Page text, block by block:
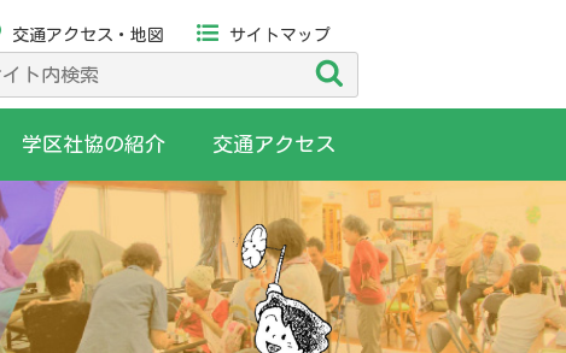
交通アクセス・地図 サイトマップ
学区社協の紹介 交通アクセス